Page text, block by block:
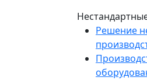
Решение